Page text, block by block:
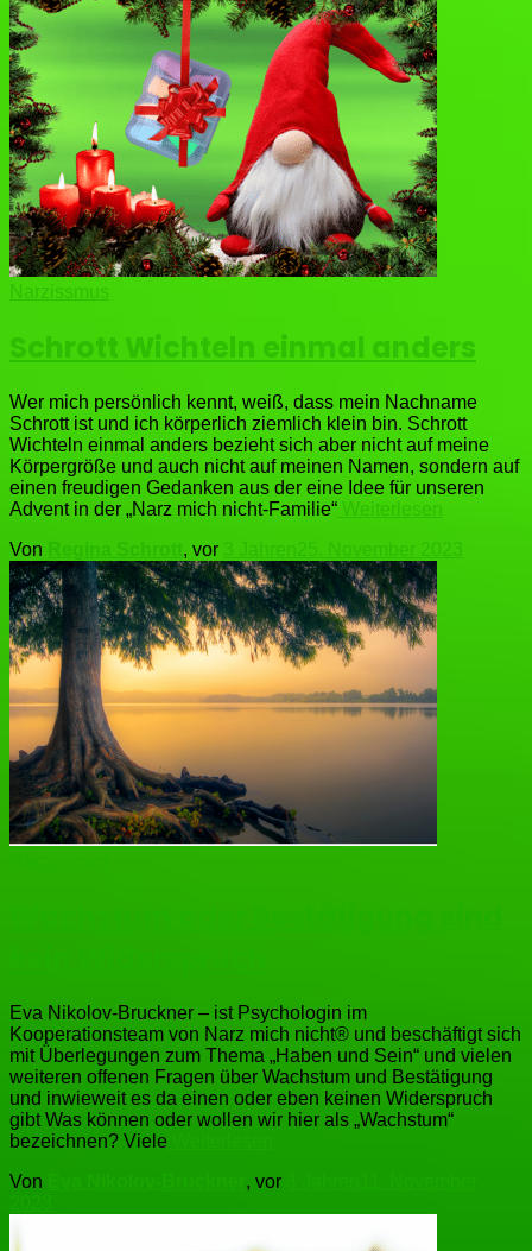
Schrott Wichteln einmal anders
Wer mich persönlich kennt, weiß, dass mein Nachname
Schrott ist und ich körperlich ziemlich klein bin. Schrott
Wichteln einmal anders bezieht sich aber nicht auf meine
Körpergröße und auch nicht auf meinen Namen, sondern auf
einen freudigen Gedanken aus der eine Idee für unseren
Advent in der „Narz mich nicht-Familie“
Von
, vor
Eva Nikolov-Bruckner – ist Psychologin im
Kooperationsteam von Narz mich nicht® und beschäftigt sich
mit Überlegungen zum Thema „Haben und Sein“ und vielen
weiteren offenen Fragen über Wachstum und Bestätigung
und inwieweit es da einen oder eben keinen Widerspruch
gibt Was können oder wollen wir hier als „Wachstum“
bezeichnen? Viele
Von
, vor